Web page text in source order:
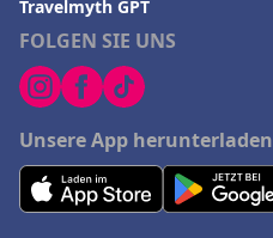
FOLGEN SIE UNS
Unsere App herunterladen
Travelmyth GPT